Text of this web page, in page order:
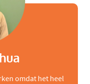
omdat het heel